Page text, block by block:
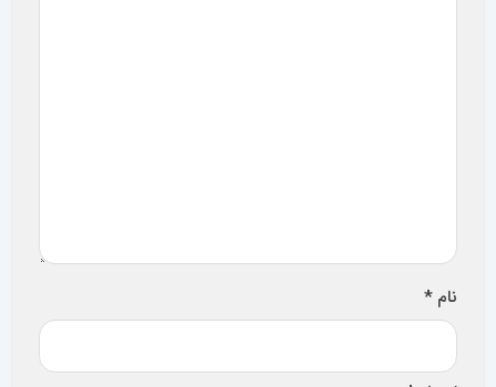
نام *